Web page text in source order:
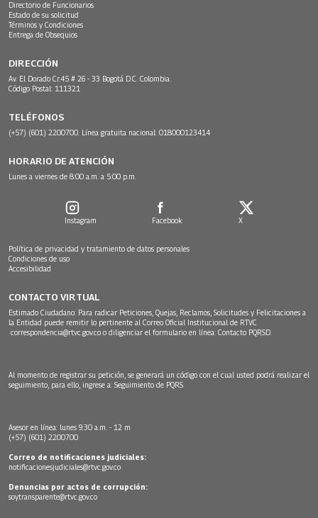
Directorio de Funcionarios
Estado de su solicitud
Términos y Condiciones
Entrega de Obsequios
DIRECCIÓN
Av. El Dorado Cr.45 # 26 - 33 Bogotá D.C. Colombia.
Código Postal: 111321
TELÉFONOS
(+57) (601) 2200700. Línea gratuita nacional: 018000123414
HORARIO DE ATENCIÓN
Lunes a viernes de 8:00 a.m. a 5:00 p.m.
Instagram Facebook X
Política de privacidad y tratamiento de datos personales
Condiciones de uso
Accesibilidad
CONTACTO VIRTUAL
Estimado Ciudadano: Para radicar Peticiones, Quejas, Reclamos, Solicitudes y Felicitaciones a
la Entidad puede remitir lo pertinente al Correo Oficial Institucional de RTVC
correspondencia@rtvc.gov.co o diligenciar el formulario en línea: Contacto PQRSD.
Al momento de registrar su petición, se generará un código con el cual usted podrá realizar el
seguimiento, para ello, ingrese a: Seguimiento de PQRS
Asesor en línea: lunes 9:30 a.m. - 12 m
(+57) (601) 2200700
Correo de notificaciones judiciales:
notificacionesjudiciales@rtvc.gov.co
Denuncias por actos de corrupción:
soytransparente@rtvc.gov.co